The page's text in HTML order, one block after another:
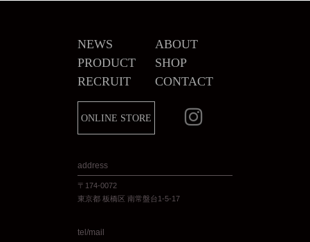
NEWS
ABOUT
PRODUCT
SHOP
RECRUIT
CONTACT
ONLINE STORE
address
〒174-0072
東京都 板橋区 南常盤台1-5-17
tel/mail